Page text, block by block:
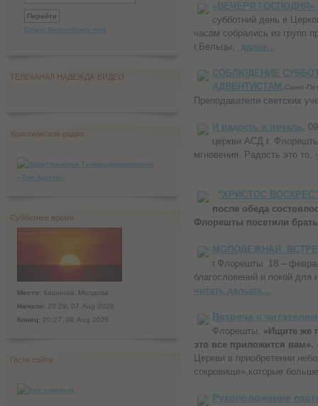
Обзор Библейских тем
ТЕЛЕКАНАЛ НАДЕЖДА-ВИДЕО
Христианское радио
Субботнее время
Место: Кишинёв, Молдова
Начало: 20:29, 07 Aug 2026
Конец: 20:27, 08 Aug 2026
Гости сайта
«ВЕЧЕРЯ ГОСПОДНЯ»
субботний день в
часам собрались из групп
г.Бельцы,
далее...
СОБЛЮДЕНИЕ
АДВЕНТИСТАМ . Санкт-
Преподаватели светских
И радость и печаль.
церкви АСД г.
мгновения. Радость это то,
"ХРИСТОС ВОСКРЕС"
после обеда
Флорешты посетили
МОЛОДЕЖНАЯ
г.Флорешты. 18 –
благословений и покой для
читать дальше...
Встреча с
Флорешты. «Ищите же
это все приложится вам».
Церкви в приобретении
сокровище»,которые
Рукоположение